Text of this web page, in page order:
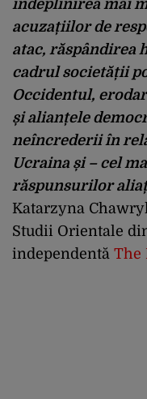
îndeplinirea mai
acuzațiilor de
atac, răspândirea
cadrul societății
Occidentul,
și alianțele
neîncrederii în
Ucraina și – cel
răspunsurilor
Katarzyna
Studii Orientale
independentă The